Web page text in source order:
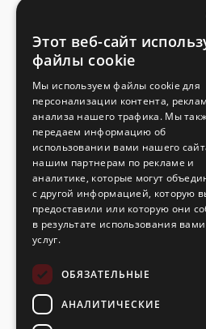
Предложения
Потребительские игры
Конфиденциальность
Ответственное
предпринимательство
Этот веб-сайт
файлы cookie
Мы используем файлы cookie для
персонализации контента,
анализа нашего трафика. Мы
передаем информацию об
использовании вами нашего
нашим партнерам по рекламе и
аналитике, которые могут
с другой информацией, которую
предоставили или которую они
в результате использования
услуг.
ОБЯЗАТЕЛЬНЫЕ
АНАЛИТИЧЕСКИЕ